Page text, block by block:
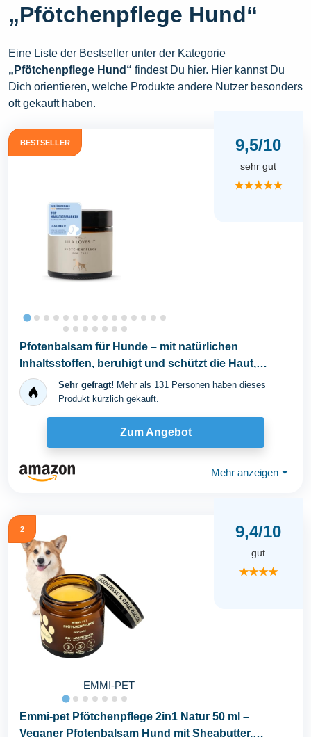
„Pfötchenpflege Hund“
Eine Liste der Bestseller unter der Kategorie
„Pfötchenpflege Hund“ findest Du hier. Hier kannst Du
Dich orientieren, welche Produkte andere Nutzer besonders
oft gekauft haben.
BESTSELLER 9,5/10
sehr gut
★★★★★
Pfotenbalsam für Hunde – mit natürlichen
Inhaltsstoffen, beruhigt und schützt die Haut,
stärkt...
Sehr gefragt! Mehr als 131 Personen haben dieses
Produkt kürzlich gekauft.
Zum Angebot
Mehr anzeigen ⏷
2
EMMI-PET
9,4/10
gut
★★★★
Emmi-pet Pfötchenpflege 2in1 Natur 50 ml –
Veganer Pfotenbalsam Hund mit Sheabutter,